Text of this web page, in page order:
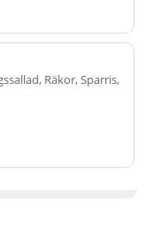
Räkor, Sparris,